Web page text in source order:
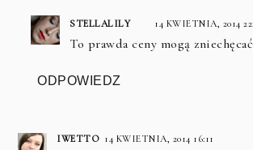
STELLALILY 14 KWIETNIA, 2014
To prawda ceny mogą
ODPOWIEDZ
IWETTO 14 KWIETNIA, 2014 16:11